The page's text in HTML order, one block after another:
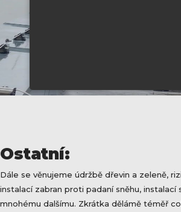
Ostatní:
Dále se věnujeme údržbě dřevin a zeleně,
instalací zabran proti padaní sněhu,
mnohému dalšímu. Zkrátka dělámě téměř